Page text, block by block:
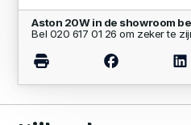
Aston 20W in de showroom
Bel 020 617 01 26 om zeker te